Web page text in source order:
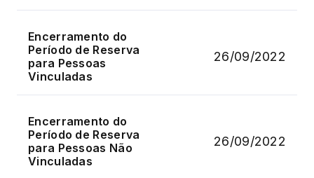
Encerramento do
Período de Reserva
para Pessoas
Vinculadas
26/09/2022
Encerramento do
Período de Reserva
para Pessoas Não
Vinculadas
26/09/2022